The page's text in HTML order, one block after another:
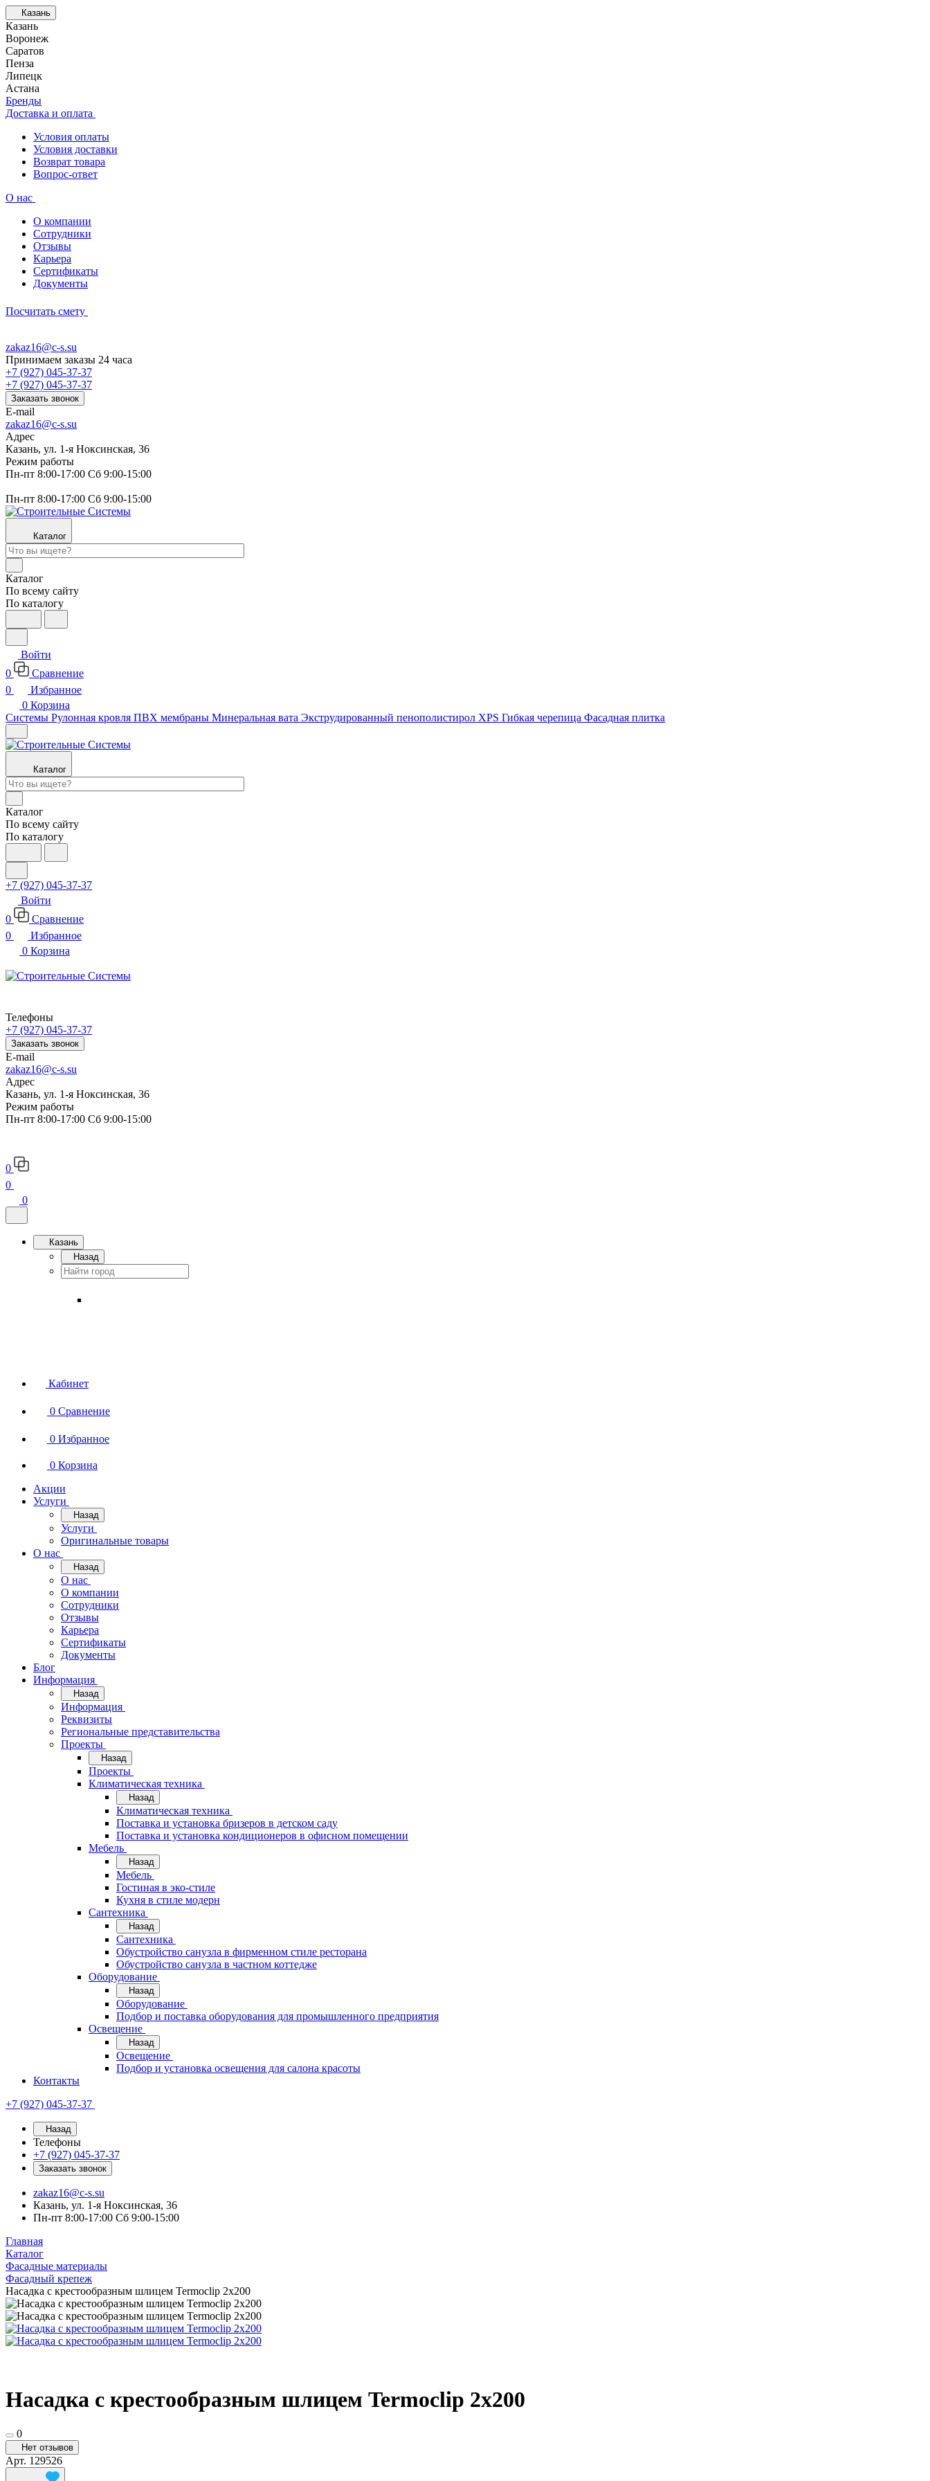
Казань
Казань
Воронеж
Саратов
Пенза
Липецк
Астана
Бренды
Доставка и оплата
Условия оплаты
Условия доставки
Возврат товара
Вопрос-ответ
О нас
О компании
Сотрудники
Отзывы
Карьера
Сертификаты
Документы
Посчитать смету
zakaz16@c-s.su
Принимаем заказы 24 часа
+7 (927) 045-37-37
+7 (927) 045-37-37
Заказать звонок
E-mail
zakaz16@c-s.su
Адрес
Казань, ул. 1-я Ноксинская, 36
Режим работы
Пн-пт 8:00-17:00 Сб 9:00-15:00
Пн-пт 8:00-17:00 Сб 9:00-15:00
Каталог
Каталог
По всему сайту
По каталогу
Войти
0
Сравнение
0
Избранное
0 Корзина
Системы Рулонная кровля ПВХ мембраны Минеральная вата Экструдированный пенополистирол XPS Гибкая черепица Фасадная плитка
Каталог
Каталог
По всему сайту
По каталогу
+7 (927) 045-37-37
Войти
0
Сравнение
0
Избранное
0 Корзина
Телефоны
+7 (927) 045-37-37
Заказать звонок
E-mail
zakaz16@c-s.su
Адрес
Казань, ул. 1-я Ноксинская, 36
Режим работы
Пн-пт 8:00-17:00 Сб 9:00-15:00
0
0
0
Казань
Назад
Кабинет
0 Сравнение
0 Избранное
0 Корзина
Акции
Услуги
Назад
Услуги
Оригинальные товары
О нас
Назад
О нас
О компании
Сотрудники
Отзывы
Карьера
Сертификаты
Документы
Блог
Информация
Назад
Информация
Реквизиты
Региональные представительства
Проекты
Назад
Проекты
Климатическая техника
Назад
Климатическая техника
Поставка и установка бризеров в детском саду
Поставка и установка кондиционеров в офисном помещении
Мебель
Назад
Мебель
Гостиная в эко-стиле
Кухня в стиле модерн
Сантехника
Назад
Сантехника
Обустройство санузла в фирменном стиле ресторана
Обустройство санузла в частном коттедже
Оборудование
Назад
Оборудование
Подбор и поставка оборудования для промышленного предприятия
Освещение
Назад
Освещение
Подбор и установка освещения для салона красоты
Контакты
+7 (927) 045-37-37
Назад
Телефоны
+7 (927) 045-37-37
Заказать звонок
zakaz16@c-s.su
Казань, ул. 1-я Ноксинская, 36
Пн-пт 8:00-17:00 Сб 9:00-15:00
Главная
Каталог
Фасадные материалы
Фасадный крепеж
Насадка с крестообразным шлицем Termoclip 2х200
Насадка с крестообразным шлицем Termoclip 2х200
0
Нет отзывов
Арт. 129526